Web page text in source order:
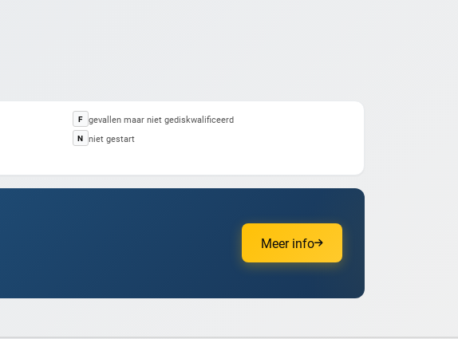
F gevallen maar niet gediskwalificeerd
N niet gestart
Meer info